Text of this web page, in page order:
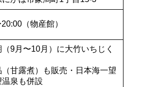
（物産館）
（9月〜10月）に大竹いちじく
（甘露煮）も販売・日本海一望
温泉も併設